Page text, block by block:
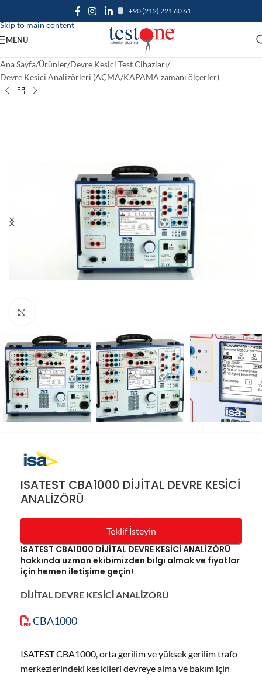
Skip to main content
+90 (212) 221 60 61
MENÜ
Ana Sayfa/Ürünler/Devre Kesici Test Cihazları/
Devre Kesici Analizörleri (AÇMA/KAPAMA zamanı ölçerler)
ISATEST CBA1000 DİJİTAL DEVRE KESİCİ
ANALİZÖRÜ
Teklif İsteyin
ISATEST CBA1000 DİJİTAL DEVRE KESİCİ ANALİZÖRÜ
hakkında uzman ekibimizden bilgi almak ve fiyatlar
için hemen iletişime geçin!
DİJİTAL DEVRE KESİCİ ANALİZÖRÜ
CBA1000
ISATEST CBA1000, orta gerilim ve yüksek gerilim trafo
merkezlerindeki kesicileri devreye alma ve bakım için